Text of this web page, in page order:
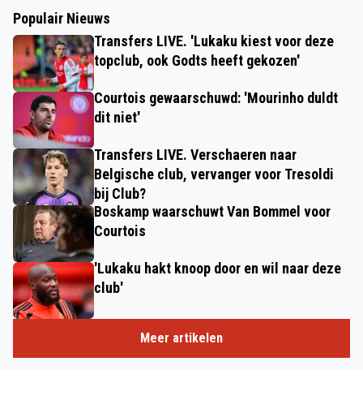
Populair Nieuws
Transfers LIVE. 'Lukaku kiest voor deze
topclub, ook Godts heeft gekozen'
Courtois gewaarschuwd: 'Mourinho duldt
dit niet'
Transfers LIVE. Verschaeren naar
Belgische club, vervanger voor Tresoldi
bij Club?
Boskamp waarschuwt Van Bommel voor
Courtois
'Lukaku hakt knoop door en wil naar deze
club'
Meer artikelen